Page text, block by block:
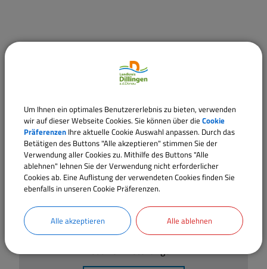
OpenStreetMap wird derzeit
nicht angezeigt
Bitte aktivieren Sie "OpenStreetMap" in Ihren
Cookie Einstellungen.
Um Ihnen ein optimales Benutzererlebnis zu bieten, verwenden
wir auf dieser Webseite Cookies. Sie können über die Cookie
Präferenzen Ihre aktuelle Cookie Auswahl anpassen. Durch das
Betätigen des Buttons "Alle akzeptieren" stimmen Sie der
Verwendung aller Cookies zu. Mithilfe des Buttons "Alle
ablehnen" lehnen Sie der Verwendung nicht erforderlicher
Cookies ab. Eine Auflistung der verwendeten Cookies finden Sie
ebenfalls in unseren Cookie Präferenzen.
Alle akzeptieren Alle ablehnen